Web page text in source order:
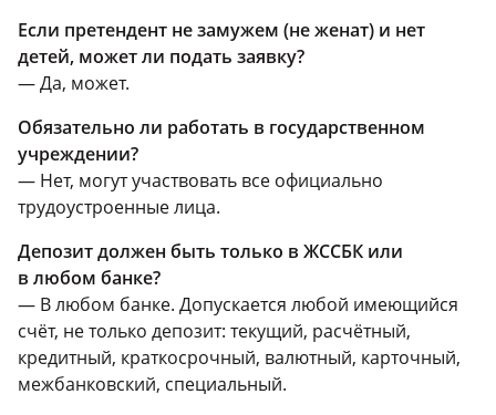
Если претендент не замужем (не женат) и нет
детей, может ли подать заявку?
— Да, может.
Обязательно ли работать в государственном
учреждении?
— Нет, могут участвовать все официально
трудоустроенные лица.
Депозит должен быть только в ЖССБК или
в любом банке?
— В любом банке. Допускается любой имеющийся
счёт, не только депозит: текущий, расчётный,
кредитный, краткосрочный, валютный, карточный,
межбанковский, специальный.